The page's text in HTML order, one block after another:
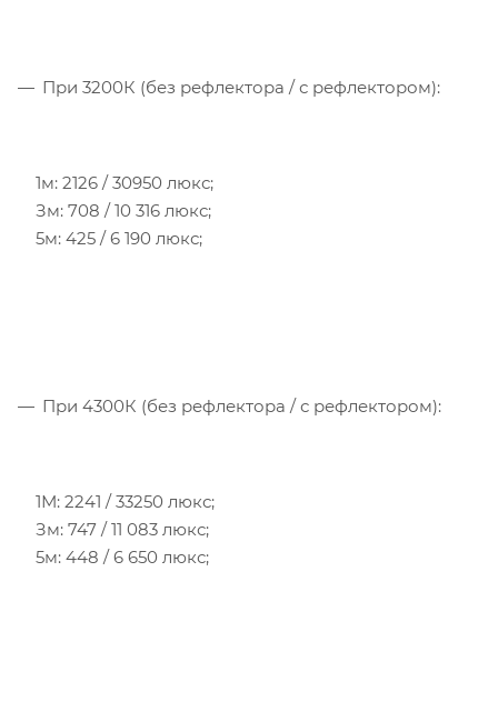
При 3200К (без рефлектора / с рефлектором):
1м: 2126 / 30950 люкс;
Зм: 708 / 10 316 люкс;
5м: 425 / 6 190 люкс;
При 4300К (без рефлектора / с рефлектором):
1М: 2241 / 33250 люкс;
Зм: 747 / 11 083 люкс;
5м: 448 / 6 650 люкс;